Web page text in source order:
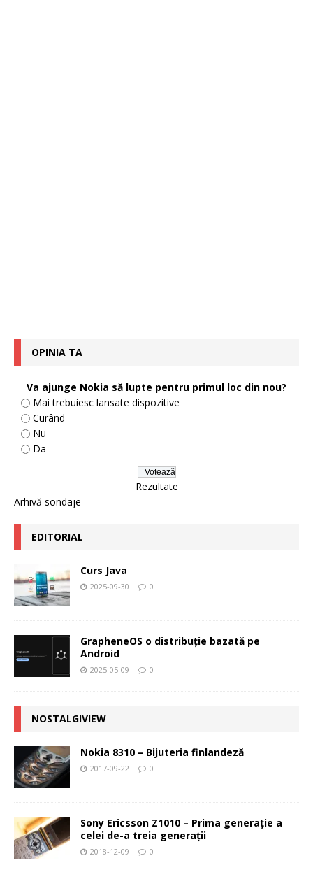
OPINIA TA
Va ajunge Nokia să lupte pentru primul loc din nou?
Mai trebuiesc lansate dispozitive
Curând
Nu
Da
Rezultate
Arhivă sondaje
EDITORIAL
Curs Java
2025-09-30 0
GrapheneOS o distribuție bazată pe
Android
2025-05-09 0
NOSTALGIVIEW
Nokia 8310 – Bijuteria finlandeză
2017-09-22 0
Sony Ericsson Z1010 – Prima generaţie a
celei de-a treia generaţii
2018-12-09 0